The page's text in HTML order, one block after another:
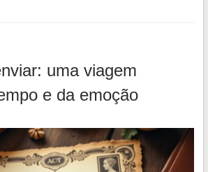
uma viagem
e da emoção